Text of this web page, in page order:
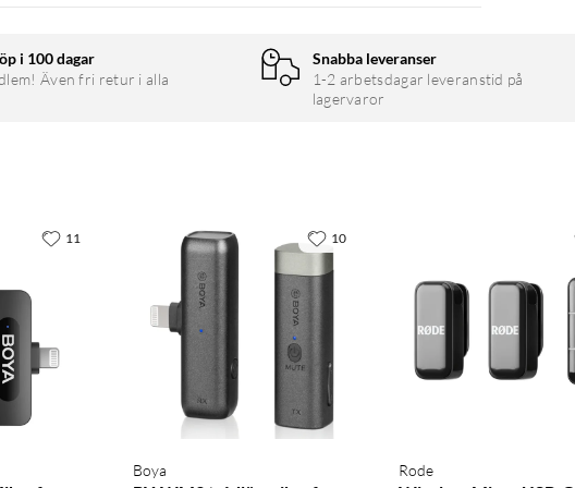
praktisk laddningsport (USB-C). Detta gör att du kan hålla
livesändningar eller undervisning. Du behöver inte oroa dig
– ingen manuell parkoppling krävs. Allt styrs med fysiska
fästa mikrofonerna på kläder eller utrustning.
i 100 dagar
Även fri retur i alla
Snabba leveranser
1-2 arbetsdagar leveranstid på
lagervaror
11
Boya
10
Rode